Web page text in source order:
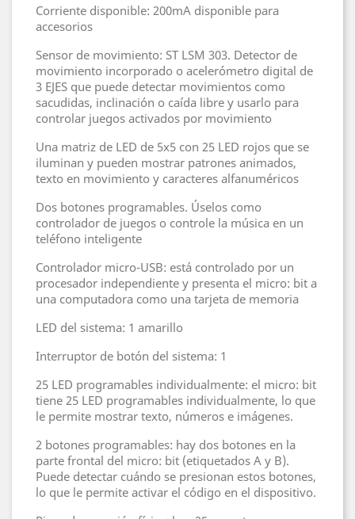
Corriente disponible: 200mA disponible para
accesorios
Sensor de movimiento: ST LSM 303. Detector de
movimiento incorporado o acelerómetro digital de
3 EJES que puede detectar movimientos como
sacudidas, inclinación o caída libre y usarlo para
controlar juegos activados por movimiento
Una matriz de LED de 5x5 con 25 LED rojos que se
iluminan y pueden mostrar patrones animados,
texto en movimiento y caracteres alfanuméricos
Dos botones programables. Úselos como
controlador de juegos o controle la música en un
teléfono inteligente
Controlador micro-USB: está controlado por un
procesador independiente y presenta el micro: bit a
una computadora como una tarjeta de memoria
LED del sistema: 1 amarillo
Interruptor de botón del sistema: 1
25 LED programables individualmente: el micro: bit
tiene 25 LED programables individualmente, lo que
le permite mostrar texto, números e imágenes.
2 botones programables: hay dos botones en la
parte frontal del micro: bit (etiquetados A y B).
Puede detectar cuándo se presionan estos botones,
lo que le permite activar el código en el dispositivo.